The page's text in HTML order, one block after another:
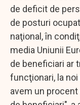
de deficit de
de posturi
naţional, în
media Uniunii
de beneficiari ar
funcţionari, la
avem un